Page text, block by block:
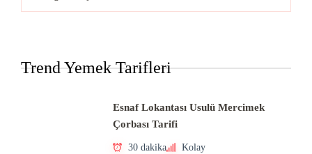
Mutfakları
Trend Yemek Tarifleri
Esnaf Lokantası Usulü Mercimek
Çorbası Tarifi
30 dakika Kolay